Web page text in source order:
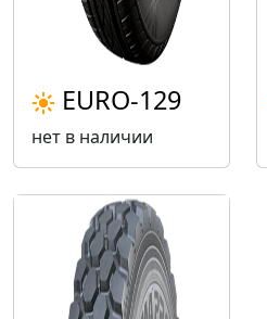
EURO-129
нет в наличии